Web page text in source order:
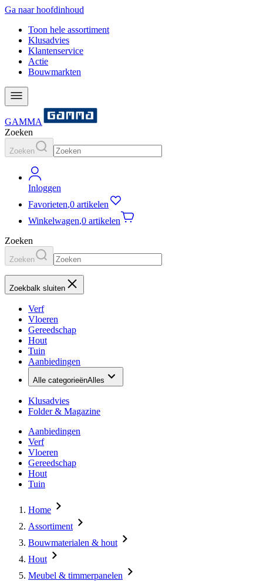
Ga naar hoofdinhoud
Toon hele assortiment
Klusadvies
Klantenservice
Actie
Bouwmarkten
GAMMA
Zoeken
Zoeken
Inloggen
Favorieten,0 artikelen
Winkelwagen,0 artikelen
Zoeken
Zoeken
Zoekbalk sluiten
Verf
Vloeren
Gereedschap
Hout
Tuin
Aanbiedingen
Alle categorieënAlles
Klusadvies
Folder & Magazine
Aanbiedingen
Verf
Vloeren
Gereedschap
Hout
Tuin
Home
Assortiment
Bouwmaterialen & hout
Hout
Meubel & timmerpanelen